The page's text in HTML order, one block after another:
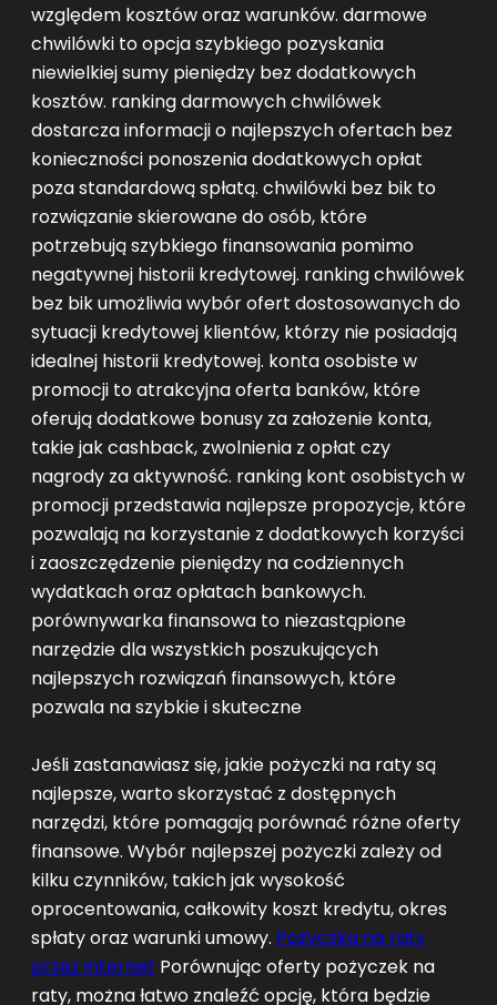
względem kosztów oraz warunków. darmowe
chwilówki to opcja szybkiego pozyskania
niewielkiej sumy pieniędzy bez dodatkowych
kosztów. ranking darmowych chwilówek
dostarcza informacji o najlepszych ofertach bez
konieczności ponoszenia dodatkowych opłat
poza standardową spłatą. chwilówki bez bik to
rozwiązanie skierowane do osób, które
potrzebują szybkiego finansowania pomimo
negatywnej historii kredytowej. ranking chwilówek
bez bik umożliwia wybór ofert dostosowanych do
sytuacji kredytowej klientów, którzy nie posiadają
idealnej historii kredytowej. konta osobiste w
promocji to atrakcyjna oferta banków, które
oferują dodatkowe bonusy za założenie konta,
takie jak cashback, zwolnienia z opłat czy
nagrody za aktywność. ranking kont osobistych w
promocji przedstawia najlepsze propozycje, które
pozwalają na korzystanie z dodatkowych korzyści
i zaoszczędzenie pieniędzy na codziennych
wydatkach oraz opłatach bankowych.
porównywarka finansowa to niezastąpione
narzędzie dla wszystkich poszukujących
najlepszych rozwiązań finansowych, które
pozwala na szybkie i skuteczne
Jeśli zastanawiasz się, jakie pożyczki na raty są
najlepsze, warto skorzystać z dostępnych
narzędzi, które pomagają porównać różne oferty
finansowe. Wybór najlepszej pożyczki zależy od
kilku czynników, takich jak wysokość
oprocentowania, całkowity koszt kredytu, okres
spłaty oraz warunki umowy. Pożyczka na raty
przez internet Porównując oferty pożyczek na
raty, można łatwo znaleźć opcję, która będzie